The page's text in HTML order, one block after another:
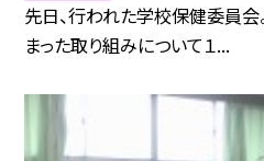
先日、行われた学校保健委員会
まった取り組みについて１...